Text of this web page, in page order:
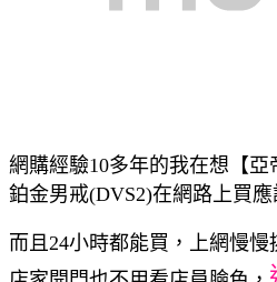
網購經驗10多年的我在想【
鉑金男戒(DVS2)在網路上買應
而且24小時都能買，上網慢